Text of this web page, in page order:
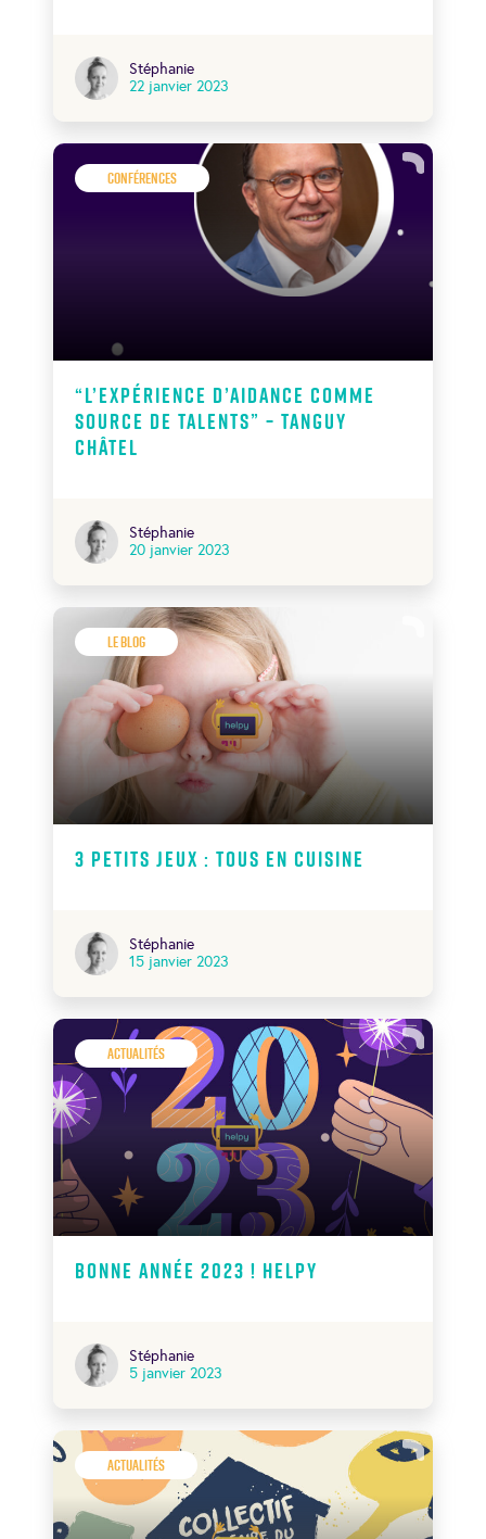
Stéphanie
22 janvier 2023
Conférences
“L’expérience d’aidance comme
source de talents” – Tanguy
Châtel
Stéphanie
20 janvier 2023
Le Blog
3 petits jeux : tous en cuisine
Stéphanie
15 janvier 2023
Actualités
Bonne année 2023 ! Helpy
Stéphanie
5 janvier 2023
Actualités